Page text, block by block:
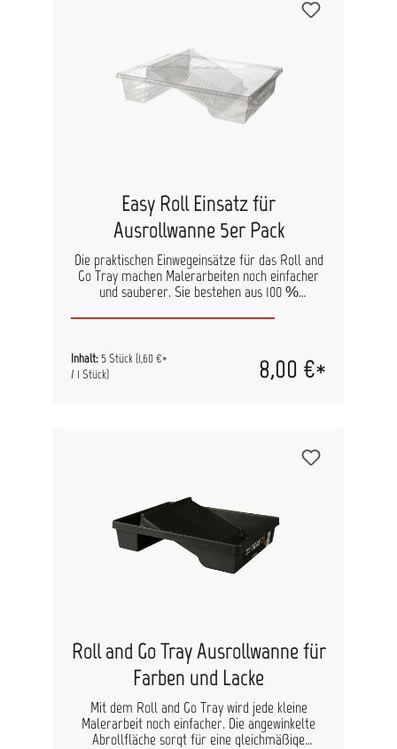
Easy Roll Einsatz für
Ausrollwanne 5er Pack
Die praktischen Einwegeinsätze für das Roll and
Go Tray machen Malerarbeiten noch einfacher
und sauberer. Sie bestehen aus 100 %
beide Fächer der Ausrollwanne gefertigt. Nach
wodurch zeitaufwendiges Reinigen entfällt.
Perfekt, um Farben sauber voneinander zu
und Reinigung Sauberer Farbwechsel ohne
Inhalt:5 Stück(1,60 €*
/ 1 Stück)
8,00 €*
Roll and Go Tray Ausrollwanne für
Farben und Lacke
Mit dem Roll and Go Tray wird jede kleine
Malerarbeit noch einfacher. Die angewinkelte
Abrollfläche sorgt für eine gleichmäßige